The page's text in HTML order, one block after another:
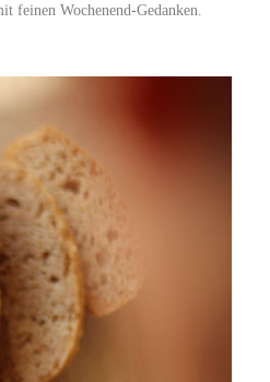
feinen Wochenend-Gedanken.